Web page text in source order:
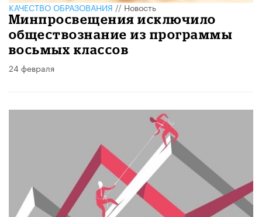
КАЧЕСТВО ОБРАЗОВАНИЯ//Новость
Минпросвещения исключило
обществознание из программы
восьмых классов
24 февраля